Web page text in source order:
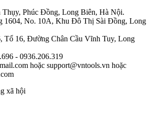
Phúc Đồng, Long Biên, Hà Nội.
1604, No. 10A, Khu Đô Thị Sài Đồng, Long
Tổ 16, Đường Chân Cầu Vĩnh Tuy, Long
- 0936.206.319
hoặc support@vntools.vn hoặc
xã hội